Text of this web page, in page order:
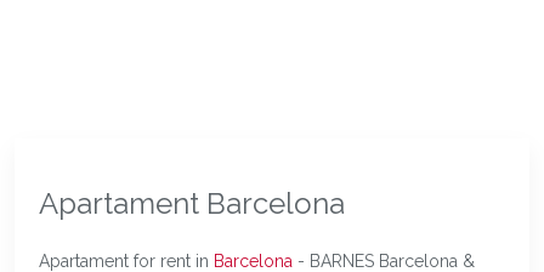
Apartament Barcelona
Apartament for rent in Barcelona - BARNES Barcelona &